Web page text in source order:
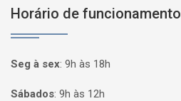
Horário de funcionamento
Seg à sex: 9h às 18h
Sábados: 9h às 12h